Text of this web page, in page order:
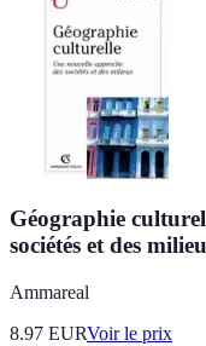
Géographie
sociétés et des
Ammareal
8.97 EURVoir le prix